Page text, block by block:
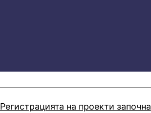
Регистрацията на проекти започна